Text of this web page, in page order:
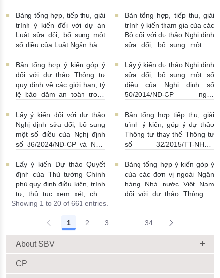
13/07/2026 | 16:00:00
13/07/2026 | 02:19:00
Bảng tổng hợp, tiếp thu, giải
trình ý kiến đối với dự án
Luật sửa đổi, bổ sung một
số điều của Luật Ngân hàng
Phòng, chống rửa tiền và
Luật Các tổ chức tín dụng
08/07/2026 | 11:21:00
Bản tổng hợp, tiếp thu, giải
trình ý kiến tham gia của các
Bộ đối với dự thảo Nghị định
sửa đổi, bổ sung một số
58/2021/NĐ-CP
07/07/2026
| 15:01:00
Bản tổng hợp ý kiến góp ý
đối với dự thảo Thông tư
quy định về các giới hạn, tỷ
lệ bảo đảm an toàn trong
thương mại, chi nhánh ngân
hàng nước ngoài
25/06/2026 | 16:00:00
Lấy ý kiến dự thảo Nghị định
sửa đổi, bổ sung một số
điều của Nghị định số
50/2014/NĐ-CP ngày
ngoại hối nhà nước
23/06/2026 | 08:00:00
Lấy ý kiến đối với dự thảo
Nghị định sửa đổi, bổ sung
một số điều của Nghị định
số 86/2024/NĐ-CP và Nghị
22/06/2026 | 09:13:00
Bản tổng hợp tiếp thu, giải
trình ý kiến, góp ý dự thảo
Thông tư thay thế Thông tư
số 32/2015/TT-NHNN
Lấy ý kiến Dự thảo Quyết
định của Thủ tướng Chính
phủ quy định điều kiện, trình
tự, thủ tục xem xét, chấp
thuận cho Tổ chức kinh tế
lãnh cho người không cư trú
18/06/2026 | 15:57:00
Bảng tổng hợp ý kiến góp ý
của các đơn vị ngoài Ngân
hàng Nhà nước Việt Nam
đối với dự thảo Thông tư
định về chế độ báo cáo định
kỳ NHNN Việt Nam
Showing 1 to 20 of 661 entries.
1 2 3 Intermediate Pages Use
34
About SBV
CPI